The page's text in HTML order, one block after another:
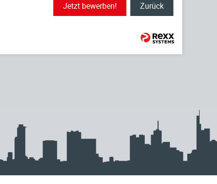
Jetzt bewerben! Zurück